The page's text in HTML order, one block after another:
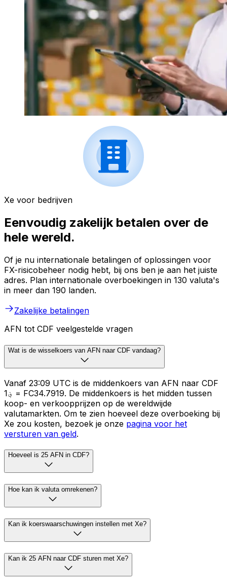
Xe voor bedrijven
Eenvoudig zakelijk betalen over de
hele wereld.
Of je nu internationale betalingen of oplossingen voor
FX-risicobeheer nodig hebt, bij ons ben je aan het juiste
adres. Plan internationale overboekingen in 130 valuta's
in meer dan 190 landen.
Zakelijke betalingen
AFN tot CDF veelgestelde vragen
Wat is de wisselkoers van AFN naar CDF vandaag?
Vanaf 23:09 UTC is de middenkoers van AFN naar CDF
؋1 = FC34.7919. De middenkoers is het midden tussen
koop- en verkoopprijzen op de wereldwijde
valutamarkten. Om te zien hoeveel deze overboeking bij
Xe zou kosten, bezoek je onze pagina voor het
versturen van geld.
Hoeveel is 25 AFN in CDF?
Hoe kan ik valuta omrekenen?
Kan ik koerswaarschuwingen instellen met Xe?
Kan ik 25 AFN naar CDF sturen met Xe?